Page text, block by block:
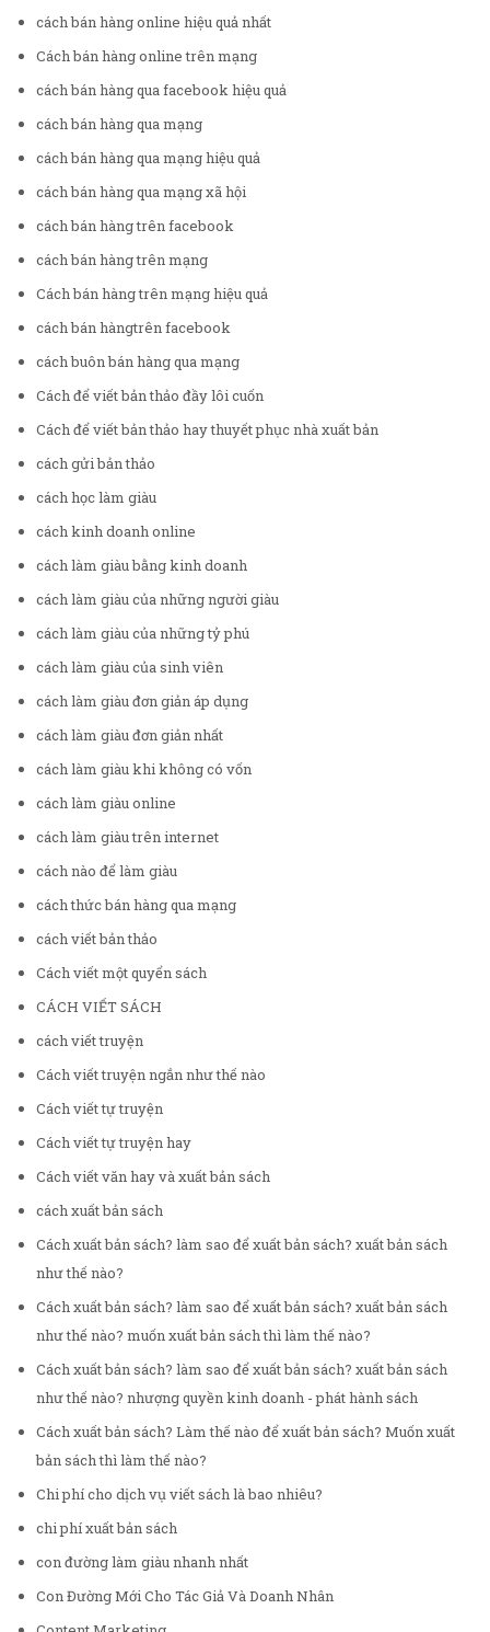
cách bán hàng online hiệu quả nhất
Cách bán hàng online trên mạng
cách bán hàng qua facebook hiệu quả
cách bán hàng qua mạng
cách bán hàng qua mạng hiệu quả
cách bán hàng qua mạng xã hội
cách bán hàng trên facebook
cách bán hàng trên mạng
Cách bán hàng trên mạng hiệu quả
cách bán hàngtrên facebook
cách buôn bán hàng qua mạng
Cách để viết bản thảo đầy lôi cuốn
Cách để viết bản thảo hay thuyết phục nhà xuất bản
cách gửi bản thảo
cách học làm giàu
cách kinh doanh online
cách làm giàu bằng kinh doanh
cách làm giàu của những người giàu
cách làm giàu của những tỷ phú
cách làm giàu của sinh viên
cách làm giàu đơn giản áp dụng
cách làm giàu đơn giản nhất
cách làm giàu khi không có vốn
cách làm giàu online
cách làm giàu trên internet
cách nào để làm giàu
cách thức bán hàng qua mạng
cách viết bản thảo
Cách viết một quyển sách
CÁCH VIẾT SÁCH
cách viết truyện
Cách viết truyện ngắn như thế nào
Cách viết tự truyện
Cách viết tự truyện hay
Cách viết văn hay và xuất bản sách
cách xuất bản sách
Cách xuất bản sách? làm sao để xuất bản sách? xuất bản sách
như thế nào?
Cách xuất bản sách? làm sao để xuất bản sách? xuất bản sách
như thế nào? muốn xuất bản sách thì làm thế nào?
Cách xuất bản sách? làm sao để xuất bản sách? xuất bản sách
như thế nào? nhượng quyền kinh doanh - phát hành sách
Cách xuất bản sách? Làm thế nào để xuất bản sách? Muốn xuất
bản sách thì làm thế nào?
Chi phí cho dịch vụ viết sách là bao nhiêu?
chi phí xuất bản sách
con đường làm giàu nhanh nhất
Con Đường Mới Cho Tác Giả Và Doanh Nhân